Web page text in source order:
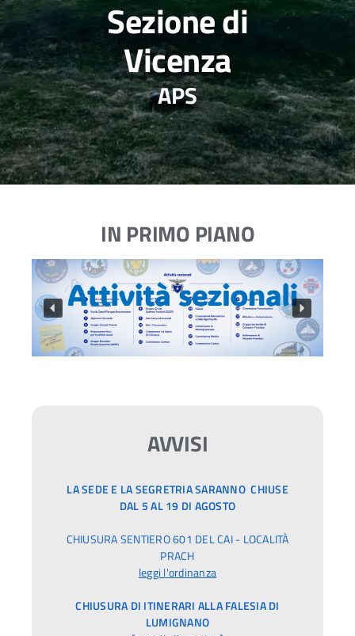
Sezione di
Vicenza
APS
IN PRIMO PIANO
AVVISI
LA SEDE E LA SEGRETRIA SARANNO CHIUSE
DAL 5 AL 19 DI AGOSTO
CHIUSURA SENTIERO 601 DEL CAI - LOCALITÀ
PRACH
leggi l'ordinanza
CHIUSURA DI ITINERARI ALLA FALESIA DI
LUMIGNANO